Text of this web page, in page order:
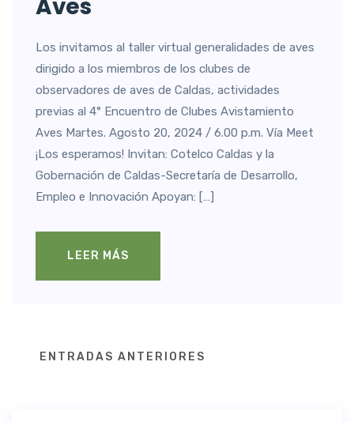
Aves
Los invitamos al taller virtual generalidades de aves
dirigido a los miembros de los clubes de
observadores de aves de Caldas, actividades
previas al 4° Encuentro de Clubes Avistamiento
Aves Martes. Agosto 20, 2024 / 6.00 p.m. Vía Meet
¡Los esperamos! Invitan: Cotelco Caldas y la
Gobernación de Caldas-Secretaría de Desarrollo,
Empleo e Innovación Apoyan: […]
LEER MÁS
Navegación
ENTRADAS ANTERIORES